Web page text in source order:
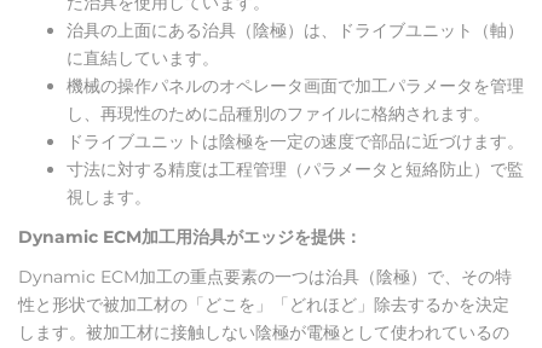
治具の上面にある治具（陰極）は、ドライブユニット（軸）
に直結しています。
機械の操作パネルのオペレータ画面で加工パラメータを管理
し、再現性のために品種別のファイルに格納されます。
ドライブユニットは陰極を一定の速度で部品に近づけます。
寸法に対する精度は工程管理（パラメータと短絡防止）で監
視します。
Dynamic ECM加工用治具がエッジを提供：
Dynamic ECM加工の重点要素の一つは治具（陰極）で、その特
性と形状で被加工材の「どこを」「どれほど」除去するかを決定
します。被加工材に接触しない陰極が電極として使われているの